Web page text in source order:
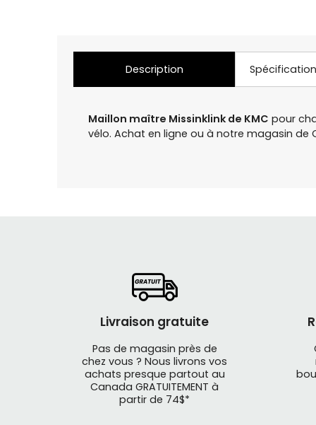
Description
Maillon maître Missinklink de KMC pour
vélo. Achat en ligne ou à notre magasin de
Livraison gratuite
Pas de magasin près de
chez vous ? Nous livrons vos
achats presque partout au
Canada GRATUITEMENT à
partir de 74$*